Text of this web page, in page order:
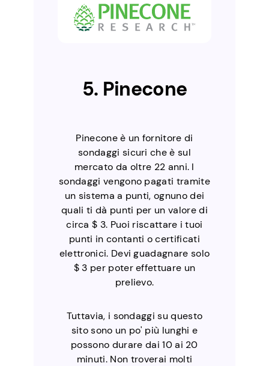
5. Pinecone
Pinecone è un fornitore di
sondaggi sicuri che è sul
mercato da oltre 22 anni. I
sondaggi vengono pagati tramite
un sistema a punti, ognuno dei
quali ti dà punti per un valore di
circa $ 3. Puoi riscattare i tuoi
punti in contanti o certificati
elettronici. Devi guadagnare solo
$ 3 per poter effettuare un
prelievo.
Tuttavia, i sondaggi su questo
sito sono un po' più lunghi e
possono durare dai 10 ai 20
minuti. Non troverai molti